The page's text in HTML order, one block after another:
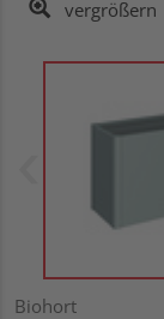
vergrößern
Biohort